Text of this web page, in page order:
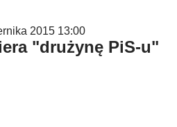
2015 13:00
"drużynę PiS-u"